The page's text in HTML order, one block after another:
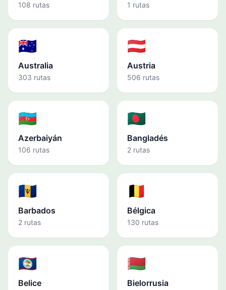
108 rutas 1 rutas
🇦🇺
Australia
303 rutas
🇦🇹
Austria
506 rutas
🇦🇿
Azerbaiyán
106 rutas
🇧🇩
Bangladés
2 rutas
🇧🇧
Barbados
2 rutas
🇧🇪
Bélgica
130 rutas
🇧🇿
Belice
🇧🇾
Bielorrusia